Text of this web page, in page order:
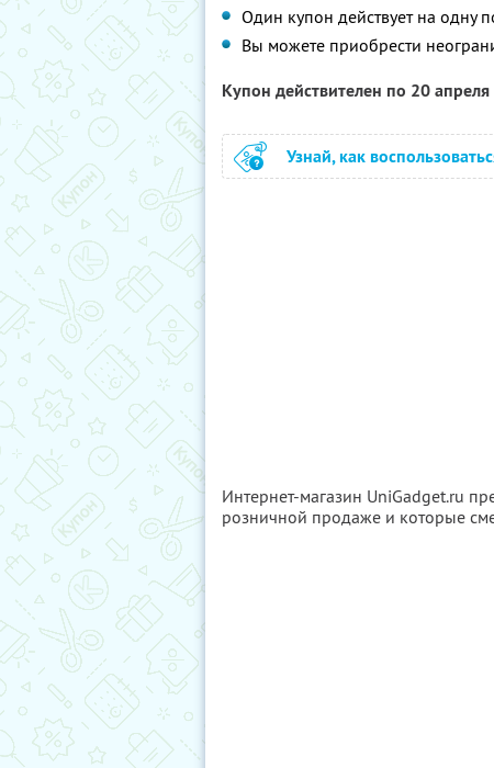
Один купон действует на одну
Вы можете приобрести
Купон действителен по 20
Узнай, как
Интернет-магазин UniGadget.ru
розничной продаже и которые